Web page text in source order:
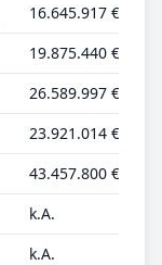
16.645.917 €
19.875.440 €
26.589.997 €
23.921.014 €
43.457.800 €
k.A.
k.A.